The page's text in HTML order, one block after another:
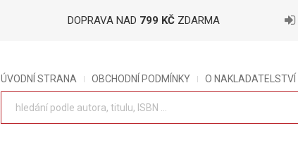
DOPRAVA NAD 799 KČ ZDARMA
ÚVODNÍ STRANA OBCHODNÍ PODMÍNKY O NAKLADATELSTVÍ